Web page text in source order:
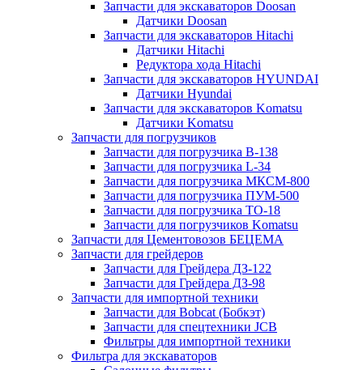
Запчасти для экскаваторов Doosan
Датчики Doosan
Запчасти для экскаваторов Hitachi
Датчики Hitachi
Редуктора хода Hitachi
Запчасти для экскаваторов HYUNDAI
Датчики Hyundai
Запчасти для экскаваторов Komatsu
Датчики Komatsu
Запчасти для погрузчиков
Запчасти для погрузчика B-138
Запчасти для погрузчика L-34
Запчасти для погрузчика МКСМ-800
Запчасти для погрузчика ПУМ-500
Запчасти для погрузчика ТО-18
Запчасти для погрузчиков Komatsu
Запчасти для Цементовозов БЕЦЕМА
Запчасти для грейдеров
Запчасти для Грейдера ДЗ-122
Запчасти для Грейдера ДЗ-98
Запчасти для импортной техники
Запчасти для Bobcat (Бобкэт)
Запчасти для спецтехники JCB
Фильтры для импортной техники
Фильтра для экскаваторов